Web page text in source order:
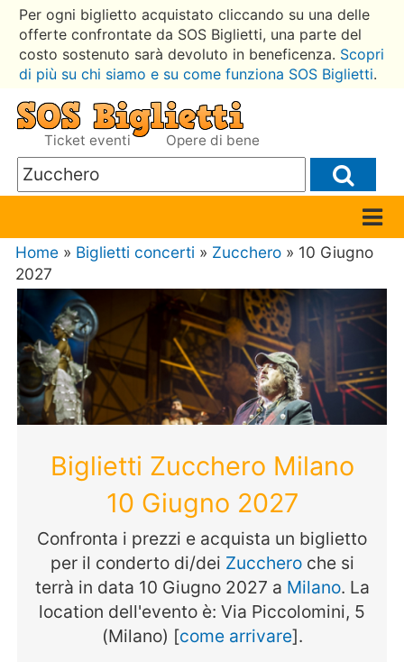
Per ogni biglietto acquistato cliccando su una delle
offerte confrontate da SOS Biglietti, una parte del
costo sostenuto sarà devoluto in beneficenza. Scopri
di più su chi siamo e su come funziona SOS Biglietti.
Ticket eventi Opere di bene
Home » Biglietti concerti » Zucchero » 10 Giugno
2027
Biglietti Zucchero Milano
10 Giugno 2027
Confronta i prezzi e acquista un biglietto
per il conderto di/dei Zuccheroche si
terrà in data 10 Giugno 2027 a Milano. La
location dell'evento è: Via Piccolomini, 5
(Milano) [come arrivare].